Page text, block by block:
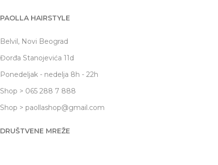
PAOLLA HAIRSTYLE
Belvil, Novi Beograd
Đorđa Stanojevića 11d
Ponedeljak - nedelja 8h - 22h
Shop > 065 288 7 888
Shop > paollashop@gmail.com
DRUŠTVENE MREŽE